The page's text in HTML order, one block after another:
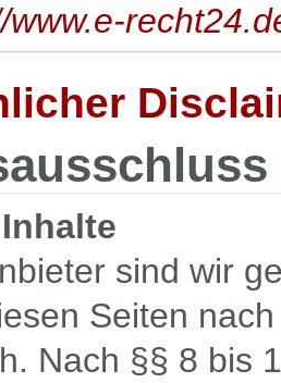
www.e-
sind wir
Seiten
Nach §§ 8 bis